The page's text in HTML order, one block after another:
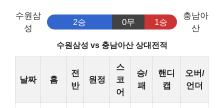
수원삼
성
2승 0무 1승
충남아
산
수원삼성 vs 충남아산 상대전적
날짜 홈
전
반
원정
스
코
어
승/
패
핸디
캡
오버/
언더